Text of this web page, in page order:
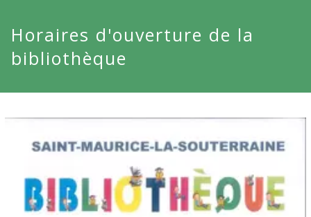
Horaires d'ouverture de la
bibliothèque